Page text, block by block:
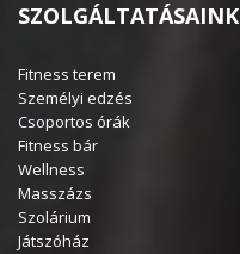
SZOLGÁLTATÁSAINK
Fitness terem
Személyi edzés
Csoportos órák
Fitness bár
Wellness
Masszázs
Szolárium
Játszóház